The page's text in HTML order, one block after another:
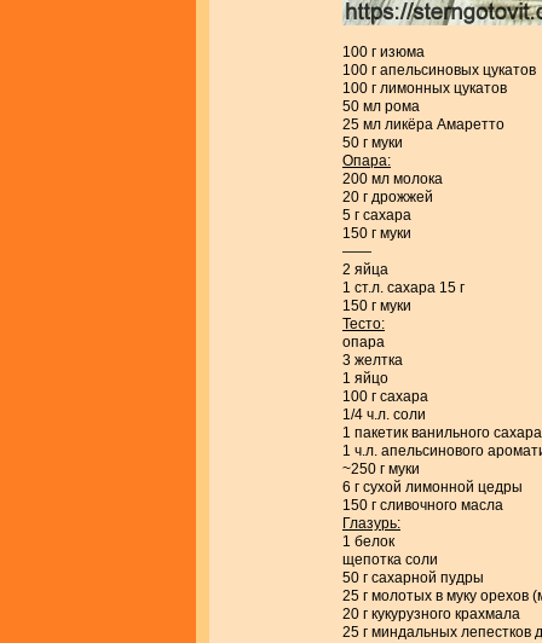
100 г изюма
100 г апельсиновых цукатов
100 г лимонных цукатов
50 мл рома
25 мл ликёра Амаретто
50 г муки
Опара:
200 мл молока
20 г дрожжей
5 г сахара
150 г муки
——
2 яйца
1 ст.л. сахара 15 г
150 г муки
Тесто:
опара
3 желтка
1 яйцо
100 г сахара
1/4 ч.л. соли
1 пакетик ванильного сахара
1 ч.л. апельсинового
~250 г муки
6 г сухой лимонной цедры
150 г сливочного масла
Глазурь:
1 белок
щепотка соли
50 г сахарной пудры
25 г молотых в муку орехов
20 г кукурузного крахмала
25 г миндальных лепестков